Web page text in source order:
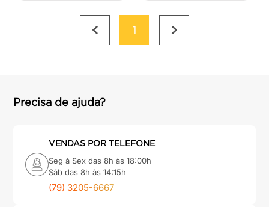
1
Precisa de ajuda?
VENDAS POR TELEFONE
Seg à Sex das 8h às 18:00h
Sáb das 8h às 14:15h
(79) 3205-6667